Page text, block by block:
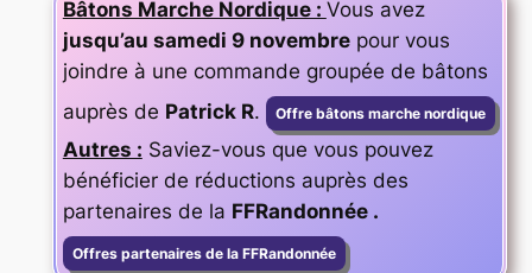
Bâtons Marche Nordique : Vous avez
jusqu’au samedi 9 novembrepour vous
joindre à une commande groupée de bâtons
auprès de Patrick R. Offre bâtons marche nordique
Autres : Saviez-vous que vous pouvez
bénéficier de réductions auprès des
partenaires de la FFRandonnée .
Offres partenaires de la FFRandonnée